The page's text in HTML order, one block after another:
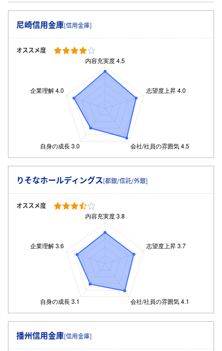
尼崎信用金庫[信用金庫]
オススメ度
りそなホールディングス[都銀/信託/外銀]
オススメ度
播州信用金庫[信用金庫]
ログイン・会員登録